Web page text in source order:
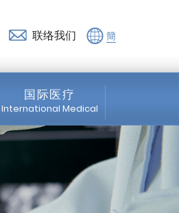
联络我们 簡
国际医疗
International Medical
News
Spine Area